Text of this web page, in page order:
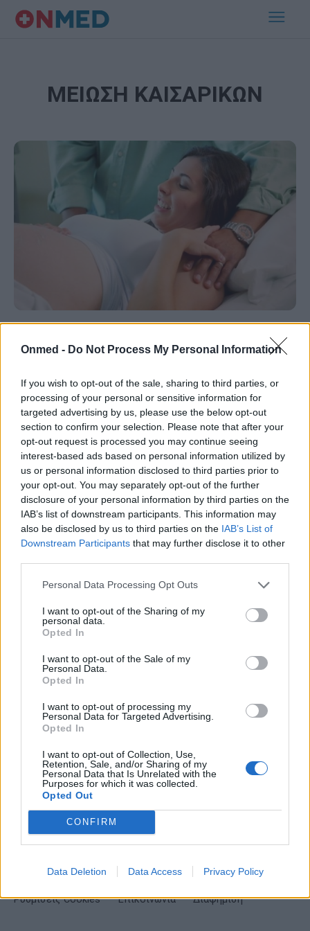
Onmed - Do Not Process My Personal Information
If you wish to opt-out of the sale, sharing to third parties, or
processing of your personal or sensitive information for
targeted advertising by us, please use the below opt-out
section to confirm your selection. Please note that after your
opt-out request is processed you may continue seeing
interest-based ads based on personal information utilized by
us or personal information disclosed to third parties prior to
your opt-out. You may separately opt-out of the further
disclosure of your personal information by third parties on the
IAB’s list of downstream participants. This information may
also be disclosed by us to third parties on the IAB’s List of
Downstream Participants that may further disclose it to other
Personal Data Processing Opt Outs
I want to opt-out of the Sharing of my
personal data.
Opted In
I want to opt-out of the Sale of my
Personal Data.
Opted In
I want to opt-out of processing my
Personal Data for Targeted Advertising.
Opted In
I want to opt-out of Collection, Use,
Retention, Sale, and/or Sharing of my
Personal Data that Is Unrelated with the
Purposes for which it was collected.
Opted Out
CONFIRM
Data Deletion Data Access Privacy Policy
ΜΕΙΩΣΗ ΚΑΙΣΑΡΙΚΩΝ
καισαρική τομή τουλάχιστον στο
Σήμερα, υπάρχει επιτακτική ανάγκη και στη χώρα μας
να αποφευχθεί η κατάχρηση της καισαρικής τομής,
ιδιαίτερα στον πρώτο τοκετό. Στην…
Εγγραφή στο Newsletter
Σημαντικά νέα για την υγεία στο mail σας καθημερινά
Έχω διαβάσει, κατανοώ και αποδέχομαι τους
Δηλώνω υπεύθυνα ότι είμαι άνω των 18 ετών ή ότι βρίσκομαι υπό την
εποπτεία γονέα ή κηδεμόνα ή επιτρόπου
Ταυτότητα Όροι χρήσης Δήλωση εχεμύθειας
Ρυθμίσεις Cookies Επικοινωνία Διαφήμιση